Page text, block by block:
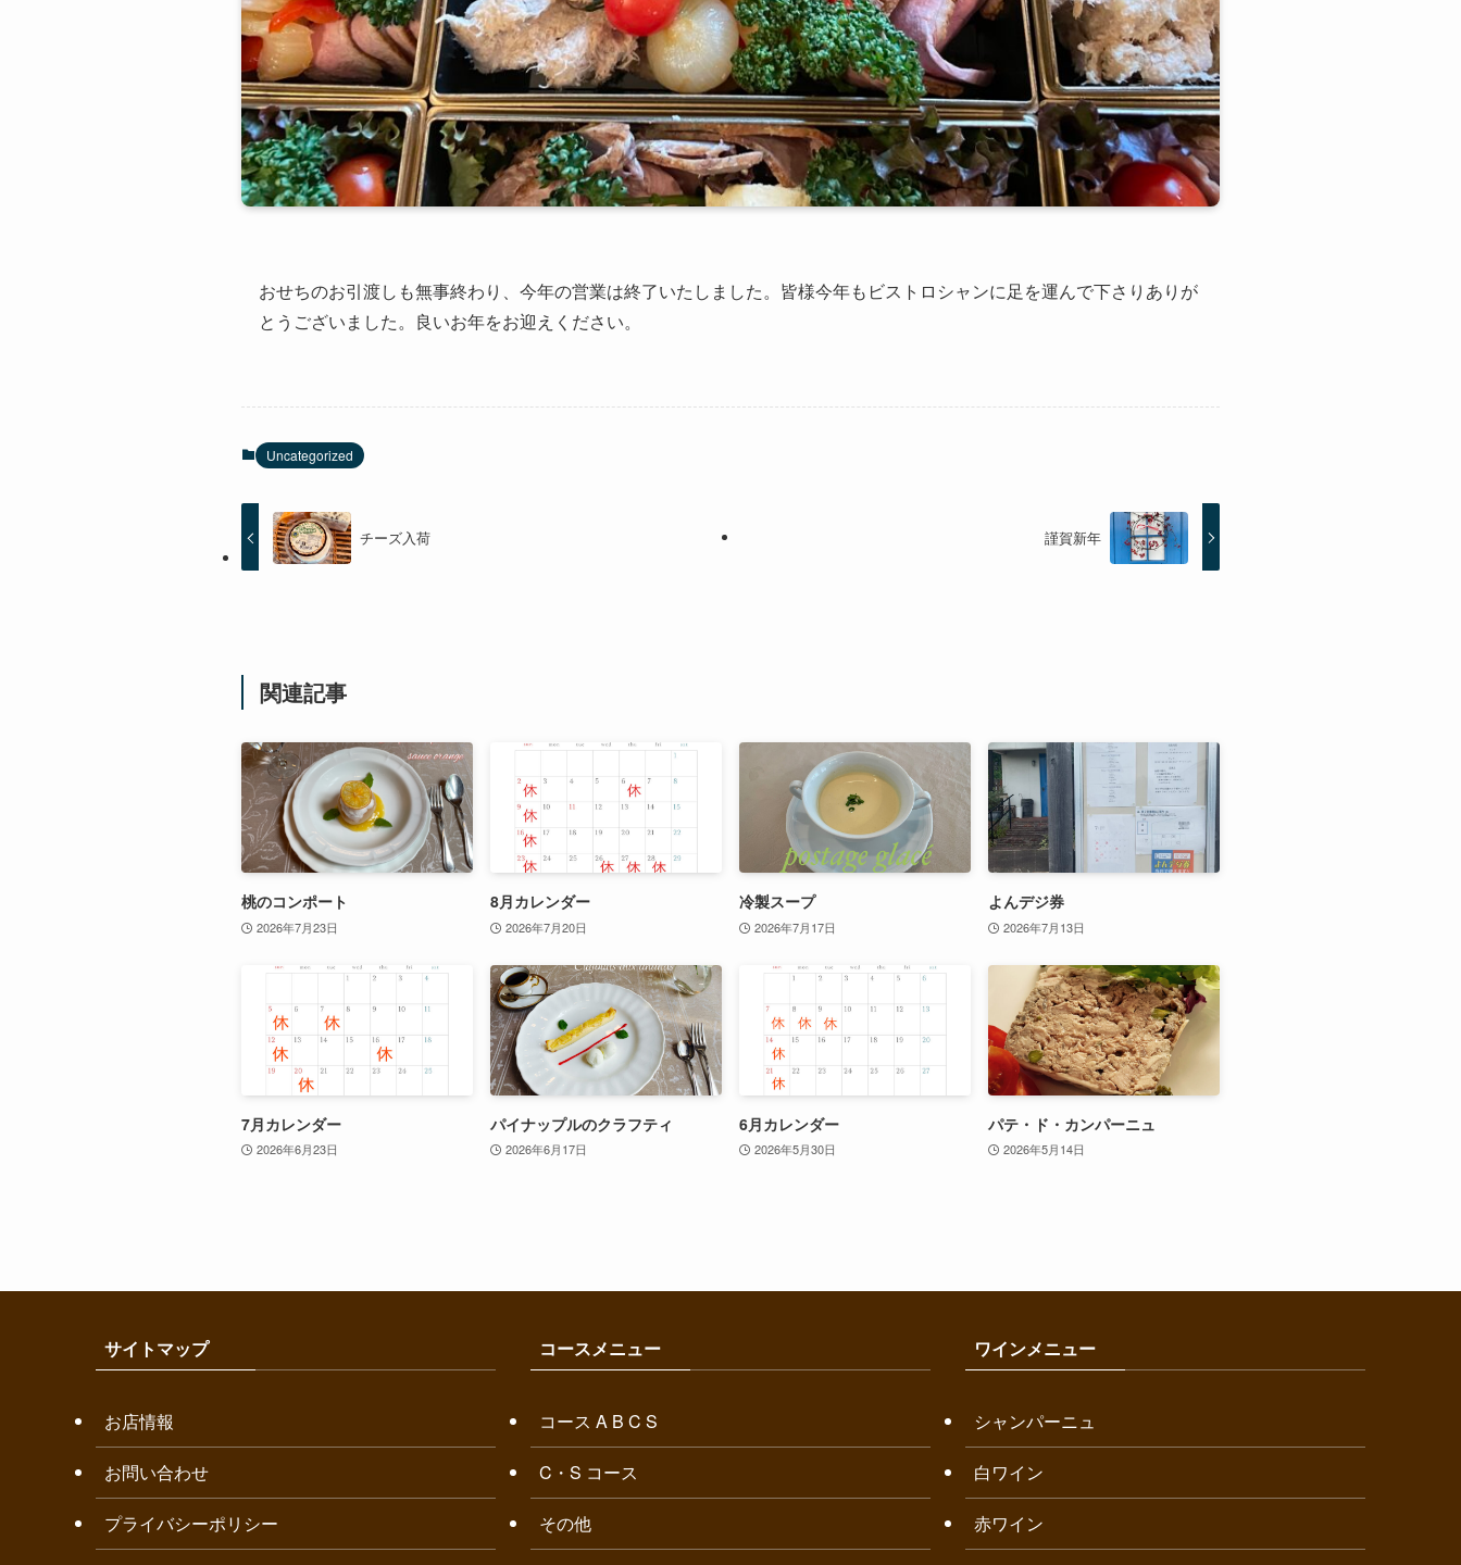
おせちのお引渡しも無事終わり、今年の営業は終了いたしました。皆様今年もビストロシャンに足を運んで下さりありが
とうございました。良いお年をお迎えください。
Uncategorized
チーズ入荷 謹賀新年
関連記事
桃のコンポート
2026年7月23日
8月カレンダー
2026年7月20日
冷製スープ
2026年7月17日
よんデジ券
2026年7月13日
7月カレンダー
2026年6月23日
パイナップルのクラフティ
2026年6月17日
6月カレンダー
2026年5月30日
パテ・ド・カンパーニュ
2026年5月14日
サイトマップ
お店情報
お問い合わせ
プライバシーポリシー
コースメニュー
コース A B C S
C・S コース
その他
ワインメニュー
シャンパーニュ
白ワイン
赤ワイン